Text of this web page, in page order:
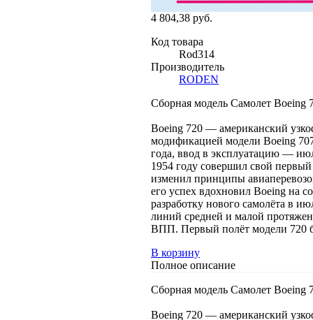
4 804,38 руб.
Код товара
Rod314
Производитель
RODEN
Сборная модель Самолет Boeing
Boeing 720 — американский
модификацией модели Boeing
года, ввод в эксплуатацию —
1954 году совершил свой
изменил принципы
его успех вдохновил Boeing на
разработку нового самолёта в
линий средней и малой
ВПП. Первый полёт модели 720
В корзину
Полное описание
Сборная модель Самолет Boeing
Boeing 720 — американский